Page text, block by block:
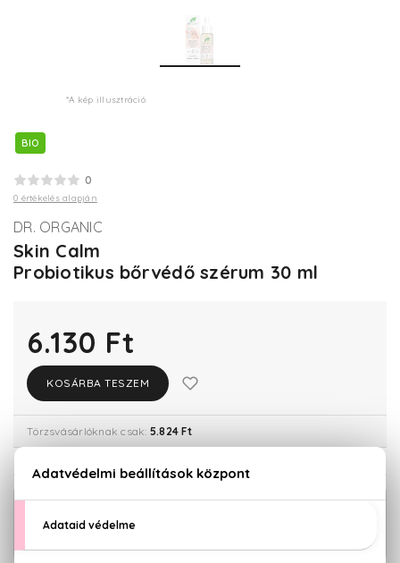
*A kép illusztráció
BIO
0
0 értékelés alapján
DR. ORGANIC
Skin Calm
Probiotikus bőrvédő szérum 30 ml
6.130 Ft
KOSÁRBA TESZEM
Törzsvásárlóknak csak: 5.824 Ft
KAPCSOLÓDÓ TERMÉKEK
Skin Calm Probiotikus nappali arckrém